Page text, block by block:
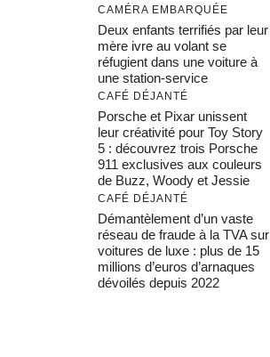
CAMÉRA EMBARQUÉE
Deux enfants terrifiés par leur
mère ivre au volant se
réfugient dans une voiture à
une station-service
CAFÉ DÉJANTÉ
Porsche et Pixar unissent
leur créativité pour Toy Story
5 : découvrez trois Porsche
911 exclusives aux couleurs
de Buzz, Woody et Jessie
CAFÉ DÉJANTÉ
Démantèlement d’un vaste
réseau de fraude à la TVA sur
voitures de luxe : plus de 15
millions d’euros d’arnaques
dévoilés depuis 2022